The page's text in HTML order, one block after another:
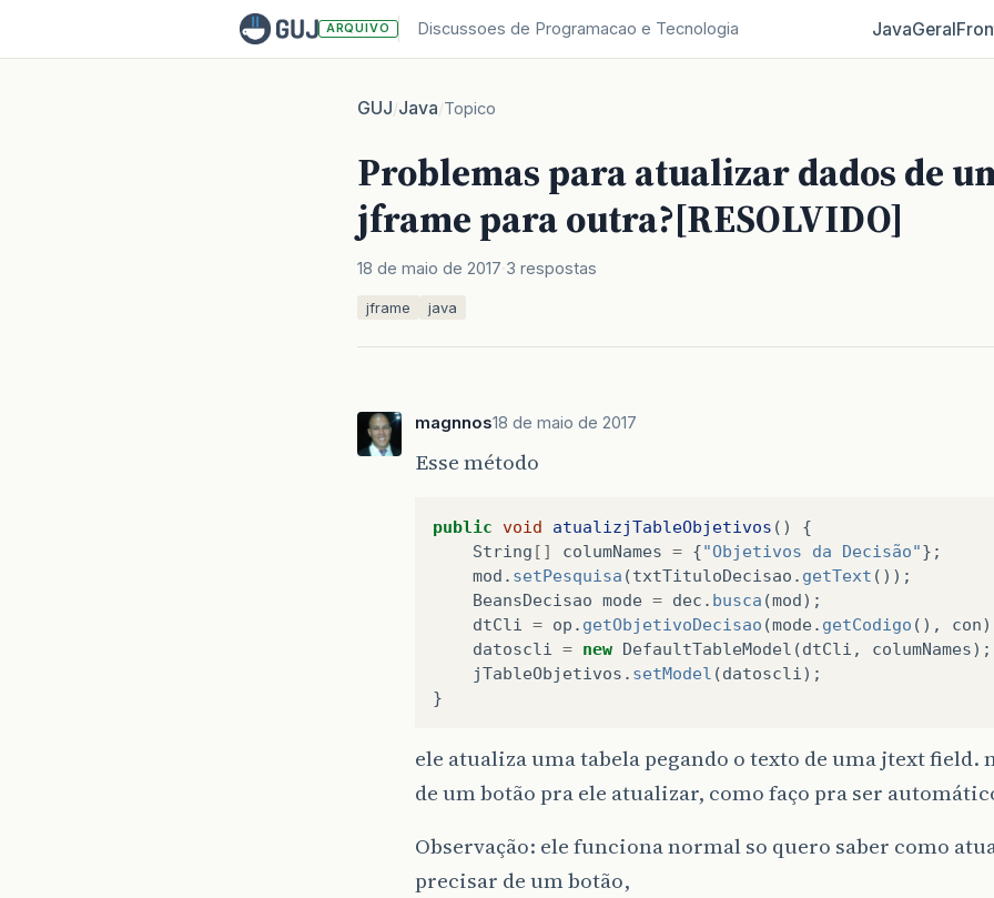
ARQUIVO Discussoes de Programacao e Tecnologia JavaGeral
GUJ/Java/Topico
Problemas para atualizar dados de
jframe para outra?[RESOLVIDO]
18 de maio de 2017 3 respostas
jframe java
magnnos18 de maio de 2017
Esse método
public void atualizjTableObjetivos ()
{
String [] columNames = {"Objetivos da Decisão"};
mod . setPesquisa (txtTituloDecisao . getText ());
BeansDecisao mode = dec . busca (mod);
dtCli
= op . getObjetivoDecisao (mode. getCodigo (), con
datoscli
= new DefaultTableModel (dtCli , columNames);
jTableObjetivos . setModel (datoscli );
}
ele atualiza uma tabela pegando o texto de uma jtext field.
de um botão pra ele atualizar, como faço pra ser
Observação: ele funciona normal so quero saber como
precisar de um botão,